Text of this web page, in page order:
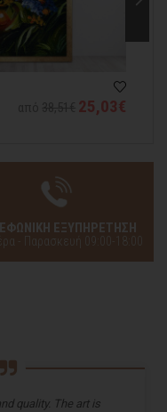
25,03€
ΕΞΥΠΗΡΕΤΗΣΗ
- Παρασκευή 09:00-18:00
quality. The art is